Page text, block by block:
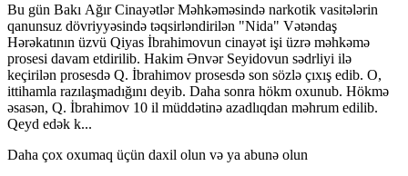
Bu gün Bakı Ağır Cinayətlər Məhkəməsində narkotik vasitələrin
qanunsuz dövriyyəsində təqsirləndirilən "Nida" Vətəndaş
Hərəkatının üzvü Qiyas İbrahimovun cinayət işi üzrə məhkəmə
prosesi davam etdirilib. Hakim Ənvər Seyidovun sədrliyi ilə
keçirilən prosesdə Q. İbrahimov prosesdə son sözlə çıxış edib. O,
ittihamla razılaşmadığını deyib. Daha sonra hökm oxunub. Hökmə
əsasən, Q. İbrahimov 10 il müddətinə azadlıqdan məhrum edilib.
Qeyd edək k...
Daha çox oxumaq üçün daxil olun və ya abunə olun